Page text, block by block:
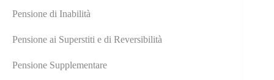
Pensione di Inabilità
Pensione ai Superstiti e di Reversibilità
Pensione Supplementare